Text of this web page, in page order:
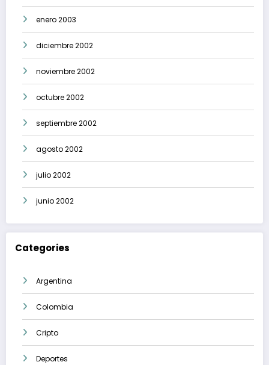
enero 2003
diciembre 2002
noviembre 2002
octubre 2002
septiembre 2002
agosto 2002
julio 2002
junio 2002
Categories
Argentina
Colombia
Cripto
Deportes